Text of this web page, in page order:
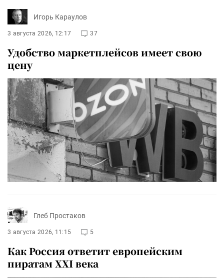
Игорь Караулов
3 августа 2026, 12:17 37
Удобство маркетплейсов имеет свою
цену
Глеб Простаков
3 августа 2026, 11:15 5
Как Россия ответит европейским
пиратам XXI века